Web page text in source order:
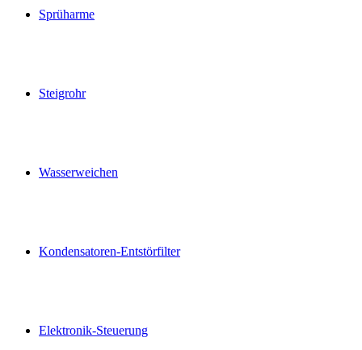
Sprüharme
Steigrohr
Wasserweichen
Kondensatoren-Entstörfilter
Elektronik-Steuerung